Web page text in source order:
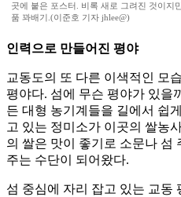
곳에 붙은 포스터. 비록 새로 그려진 것이지
품 꽈배기.(이준호 기자 jhlee@)
인력으로 만들어진 평야
교동도의 또 다른 이색적인 모
평야다. 섬에 무슨 평야가 있을
든 대형 농기계들을 길에서 쉽
고 있는 정미소가 이곳의 쌀농
의 쌀은 맛이 좋기로 소문나 섬
주는 수단이 되어왔다.
섬 중심에 자리 잡고 있는 교동